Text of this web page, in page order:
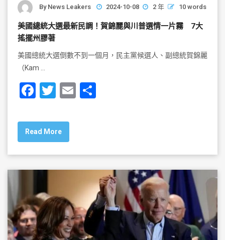
By News Leakers 2024-10-08 2 年 10 words
美國總統大選最新民調！賀錦麗與川普選情一片霧 7大
搖擺州膠著
美國總統大選倒數不到一個月，民主黨候選人、副總統賀錦麗
（Kam …
F
c
e
b
o
o
k
T
tt
er
E
Read More